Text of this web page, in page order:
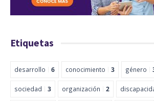
Etiquetas
desarrollo 6 conocimiento 3 género
sociedad 3 organización 2